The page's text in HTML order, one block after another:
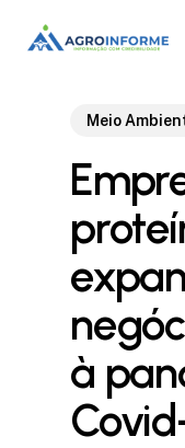
Meio
à